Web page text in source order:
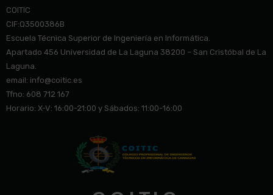
COITIC
CIF:Q3500386B
Escuela Técnica Superior de Ingeniería en Informática.
Apartado 456 Universidad de La Laguna 38200 – San Cristóbal de La
Laguna.
email: info@coitic.es
Tfno: 608 712 167
Horario: X-V: 16:00-21:00 y Sábados: 11:00-16:00